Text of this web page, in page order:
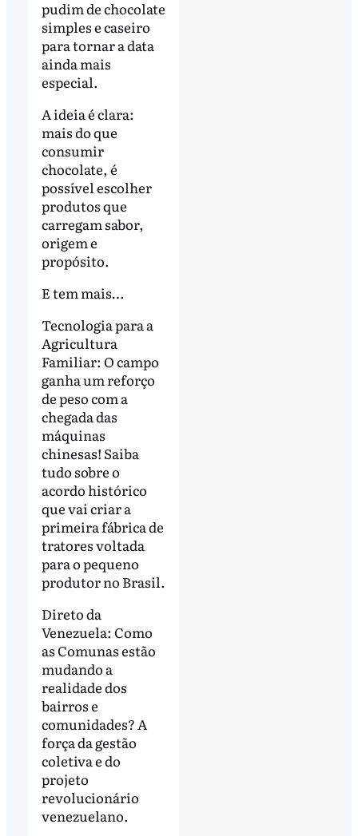
pudim de chocolate
simples e caseiro
para tornar a data
ainda mais
especial.
A ideia é clara:
mais do que
consumir
chocolate, é
possível escolher
produtos que
carregam sabor,
origem e
propósito.
E tem mais…
Tecnologia para a
Agricultura
Familiar: O campo
ganha um reforço
de peso com a
chegada das
máquinas
chinesas! Saiba
tudo sobre o
acordo histórico
que vai criar a
primeira fábrica de
tratores voltada
para o pequeno
produtor no Brasil.
Direto da
Venezuela: Como
as Comunas estão
mudando a
realidade dos
bairros e
comunidades? A
força da gestão
coletiva e do
projeto
revolucionário
venezuelano.